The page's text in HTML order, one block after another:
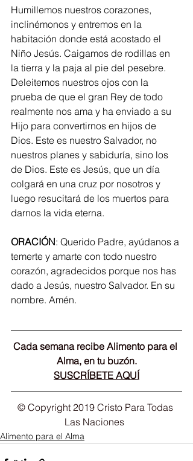
Humillemos nuestros corazones,
inclinémonos y entremos en la
habitación donde está acostado el
Niño Jesús. Caigamos de rodillas en
la tierra y la paja al pie del pesebre.
Deleitemos nuestros ojos con la
prueba de que el gran Rey de todo
realmente nos ama y ha enviado a su
Hijo para convertirnos en hijos de
Dios. Este es nuestro Salvador, no
nuestros planes y sabiduría, sino los
de Dios. Este es Jesús, que un día
colgará en una cruz por nosotros y
luego resucitará de los muertos para
darnos la vida eterna.
ORACIÓN: Querido Padre, ayúdanos a
temerte y amarte con todo nuestro
corazón, agradecidos porque nos has
dado a Jesús, nuestro Salvador. En su
nombre. Amén.
Cada semana recibe Alimento para el
Alma, en tu buzón.
SUSCRÍBETE AQUÍ
© Copyright 2019 Cristo Para Todas
Las Naciones
Alimento para el Alma